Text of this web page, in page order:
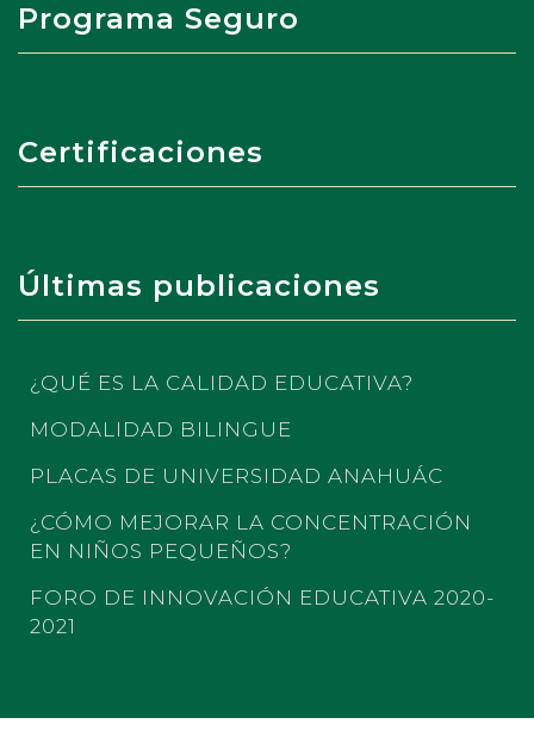
Programa Seguro
Certificaciones
Últimas publicaciones
¿QUÉ ES LA CALIDAD EDUCATIVA?
MODALIDAD BILINGUE
PLACAS DE UNIVERSIDAD ANAHUÁC
¿CÓMO MEJORAR LA CONCENTRACIÓN
EN NIÑOS PEQUEÑOS?
FORO DE INNOVACIÓN EDUCATIVA 2020-
2021